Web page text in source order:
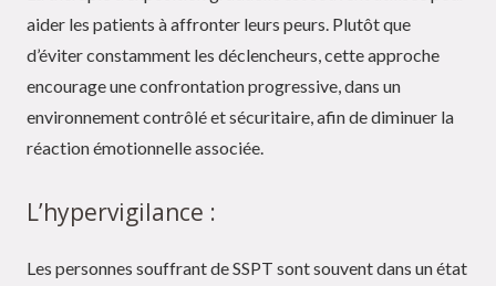
aider les patients à affronter leurs peurs. Plutôt que
d’éviter constamment les déclencheurs, cette approche
encourage une confrontation progressive, dans un
environnement contrôlé et sécuritaire, afin de diminuer la
réaction émotionnelle associée.
L’hypervigilance :
Les personnes souffrant de SSPT sont souvent dans un état